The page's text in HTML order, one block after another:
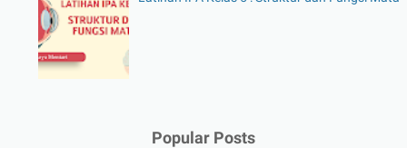
Popular Posts